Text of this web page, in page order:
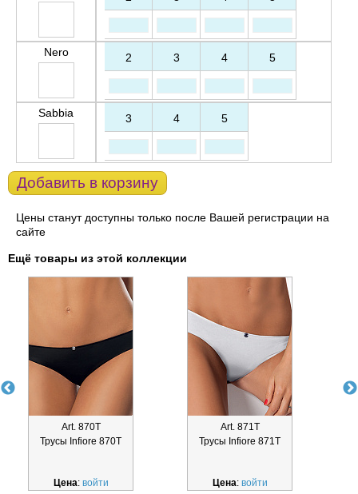
Nero 2 3 4 5
Sabbia 3 4 5
Добавить в корзину
Цены станут доступны только после Вашей регистрации на
сайте
Ещё товары из этой коллекции
Art. 870Т
Трусы Infiore 870Т
Цена: войти
Art. 871Т
Трусы Infiore 871Т
Цена: войти